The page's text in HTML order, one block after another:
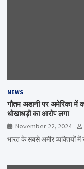
NEWS
गौतम अडानी पर अमेरिका में
धोखाधड़ी का आरोप लगा
November 22, 2024
भारत के सबसे अमीर व्यक्तियों